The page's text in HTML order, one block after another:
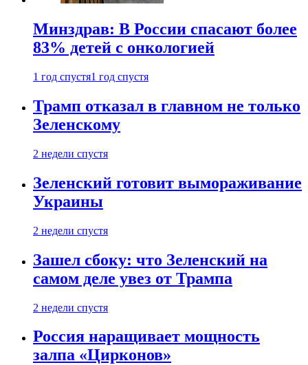
Минздрав: В России спасают более
83% детей с онкологией
1 год спустя1 год спустя
Трамп отказал в главном не только
Зеленскому
2 недели спустя
Зеленский готовит вымораживание
Украины
2 недели спустя
Зашел сбоку: что Зеленский на
самом деле увез от Трампа
2 недели спустя
Россия наращивает мощность
залпа «Цирконов»